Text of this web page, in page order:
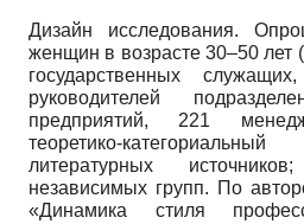
Дизайн исследования.
женщин в возрасте 30–50 лет
государственных
руководителей
предприятий, 221
теоретико-
литературных
независимых групп. По
«Динамика стиля